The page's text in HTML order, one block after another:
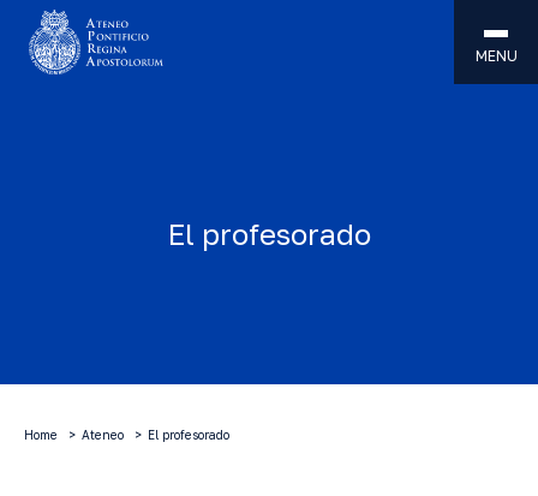
MENU
El profesorado
Home Ateneo El profesorado